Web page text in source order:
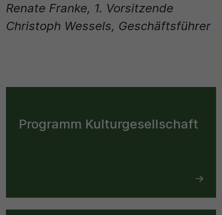
Renate Franke, 1. Vorsitzende
Christoph Wessels, Geschäftsführer
Programm Kulturgesellschaft